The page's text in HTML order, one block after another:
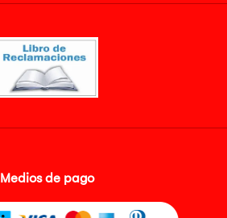
Medios de pago